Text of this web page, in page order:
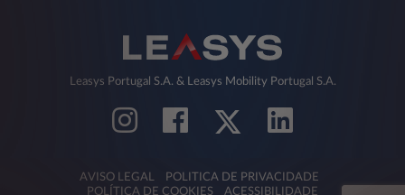
Leasys Portugal S.A. & Leasys Mobility Portugal S.A.
AVISO LEGAL
POLITICA DE PRIVACIDADE
POLÍTICA DE COOKIES
ACESSIBILIDADE